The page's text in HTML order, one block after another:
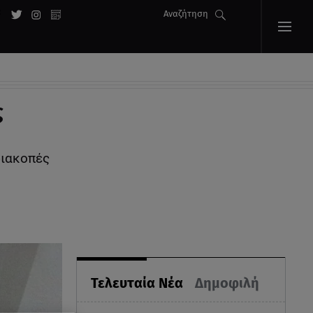
Αναζήτηση
Τελευταία Νέα Δημοφιλή